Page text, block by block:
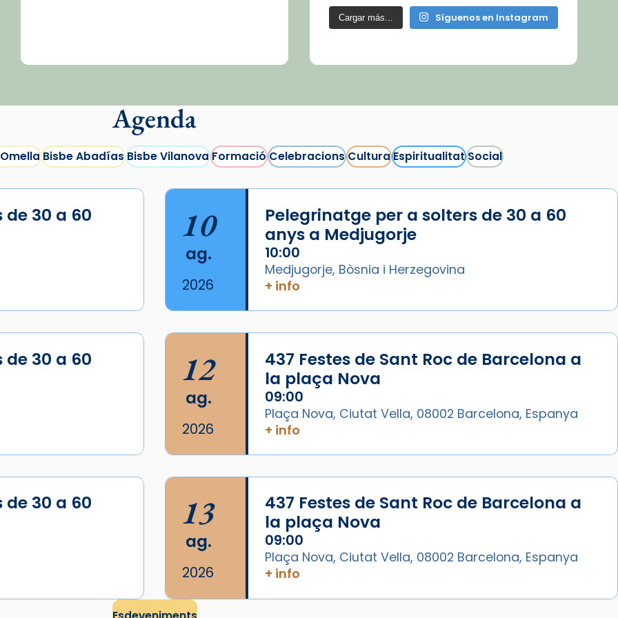
Cargar más... Síguenos en Instagram
Agenda
Bisbe AbadíasBisbe VilanovaFormacióCelebracionsCulturaEspiritualitatSocial
30 a 60
10
ag.
2026
Pelegrinatge per a solters de 30 a 60
anys a Medjugorje
10:00
Medjugorje, Bòsnia i Herzegovina
+ info
30 a 60
12
ag.
2026
437 Festes de Sant Roc de Barcelona a
la plaça Nova
09:00
Plaça Nova, Ciutat Vella, 08002 Barcelona, Espanya
+ info
30 a 60
13
ag.
2026
437 Festes de Sant Roc de Barcelona a
la plaça Nova
09:00
Plaça Nova, Ciutat Vella, 08002 Barcelona, Espanya
+ info